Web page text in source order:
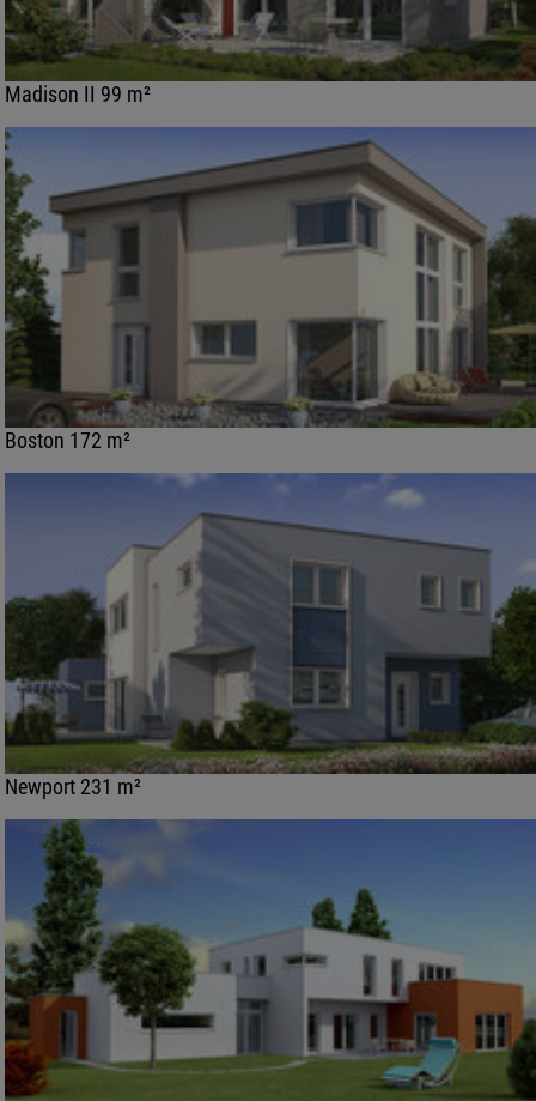
Madison II 99 m²
Boston 172 m²
Newport 231 m²